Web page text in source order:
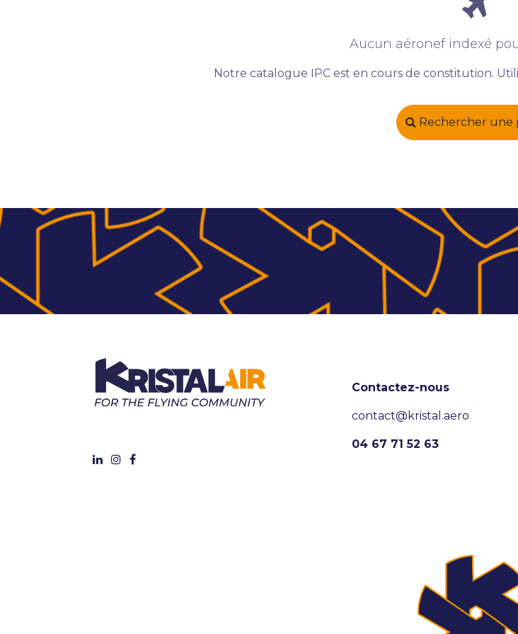
Aucun aéronef indexé
Notre catalogue IPC est en cours de constitution.
Rechercher une
Contactez-nous
contact@kristal.aero
04 67 71 52 63